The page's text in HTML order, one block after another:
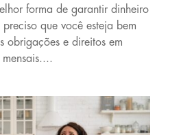
forma de garantir dinheiro
que você esteja bem
obrigações e direitos em